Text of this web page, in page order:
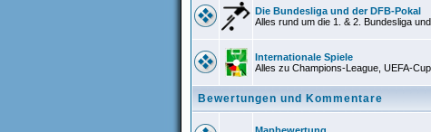
Die Bundesliga und der DFB-Pokal
Alles rund um die 1. & 2. Bundesliga
Internationale Spiele
Alles zu Champions-League, UEFA-
Bewertungen und Kommentare